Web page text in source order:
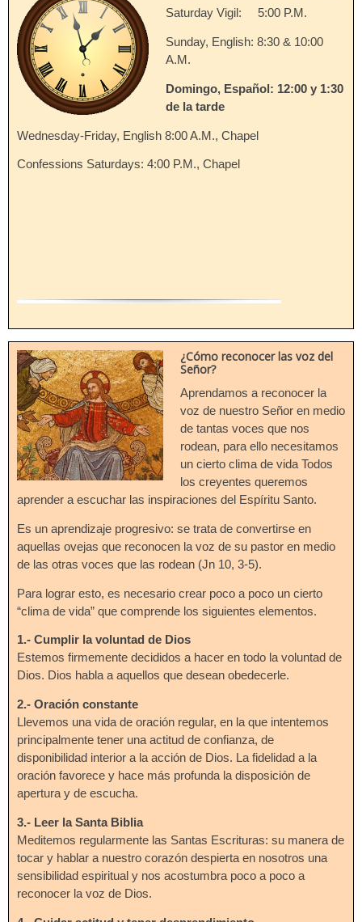
Saturday Vigil: 5:00 P.M.
Sunday, English: 8:30 & 10:00
A.M.
Domingo, Español: 12:00 y 1:30
de la tarde
Wednesday-Friday, English 8:00 A.M., Chapel
Confessions Saturdays: 4:00 P.M., Chapel
¿Cómo reconocer las voz del
Señor?
Aprendamos a reconocer la
voz de nuestro Señor en medio
de tantas voces que nos
rodean, para ello necesitamos
un cierto clima de vida Todos
los creyentes queremos
aprender a escuchar las inspiraciones del Espíritu Santo.
Es un aprendizaje progresivo: se trata de convertirse en
aquellas ovejas que reconocen la voz de su pastor en medio
de las otras voces que las rodean (Jn 10, 3-5).
Para lograr esto, es necesario crear poco a poco un cierto
“clima de vida” que comprende los siguientes elementos.
1.- Cumplir la voluntad de Dios
Estemos firmemente decididos a hacer en todo la voluntad de
Dios. Dios habla a aquellos que desean obedecerle.
2.- Oración constante
Llevemos una vida de oración regular, en la que intentemos
principalmente tener una actitud de confianza, de
disponibilidad interior a la acción de Dios. La fidelidad a la
oración favorece y hace más profunda la disposición de
apertura y de escucha.
3.- Leer la Santa Biblia
Meditemos regularmente las Santas Escrituras: su manera de
tocar y hablar a nuestro corazón despierta en nosotros una
sensibilidad espiritual y nos acostumbra poco a poco a
reconocer la voz de Dios.